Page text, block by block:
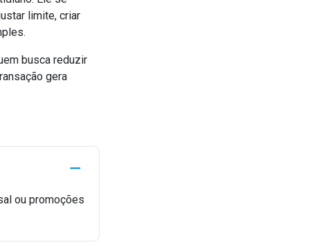
limite, criar
busca reduzir
gera
ou promoções